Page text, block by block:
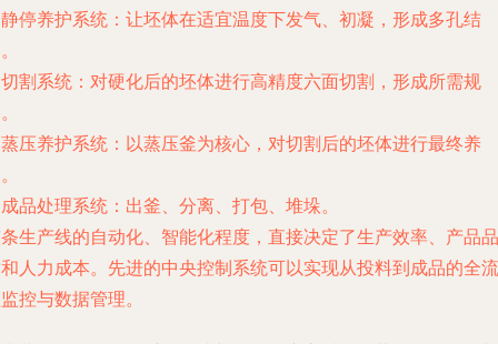
停养护系统：让坯体在适宜温度下发气、初凝，形成多孔结
割系统：对硬化后的坯体进行高精度六面切割，形成所需规
压养护系统：以蒸压釜为核心，对切割后的坯体进行最终养
品处理系统：出釜、分离、打包、堆垛。
生产线的自动化、智能化程度，直接决定了生产效率、产品品
人力成本。先进的中央控制系统可以实现从投料到成品的全流
控与数据管理。